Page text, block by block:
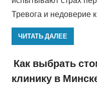
Тревога и недоверие к
ЧИТАТЬ ДАЛЕЕ
Как выбрать
клинику в